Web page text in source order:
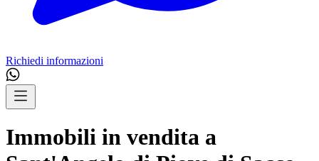
Richiedi informazioni
Immobili in vendita a